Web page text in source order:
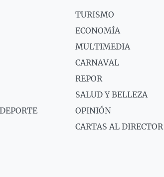
TURISMO
ECONOMÍA
MULTIMEDIA
CARNAVAL
REPOR
SALUD Y BELLEZA
OPINIÓN
CARTAS AL DIRECTOR